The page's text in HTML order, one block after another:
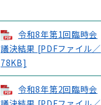
令和8年第1回臨時会
議決結果 [PDFファイル／
78KB]
令和8年第2回臨時会